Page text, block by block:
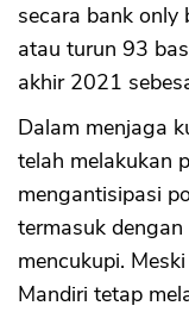
secara bank only
atau turun 93
akhir 2021
Dalam menjaga
telah melakukan
mengantisipasi
termasuk
mencukupi.
Mandiri tetap